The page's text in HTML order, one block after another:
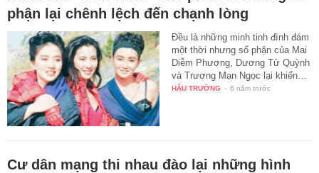
phận lại chênh lệch đến chạnh lòng
Đều là những minh tinh đình đám
một thời nhưng số phận của Mai
Diễm Phương, Dương Tử Quỳnh
và Trương Mạn Ngọc lại khiến…
HẬU TRƯỜNG - 6 năm trước
Cư dân mạng thi nhau đào lại những hình